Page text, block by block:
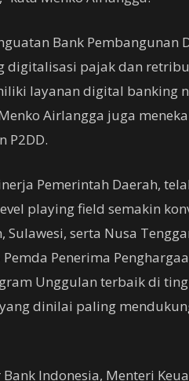
Bank Pembangunan
digitalisasi pajak dan
layanan digital banking
Airlangga juga
P2DD.
Pemerintah Daerah,
playing field semakin
serta Nusa
Penerima
Unggulan terbaik di
dinilai paling
Indonesia, Menteri